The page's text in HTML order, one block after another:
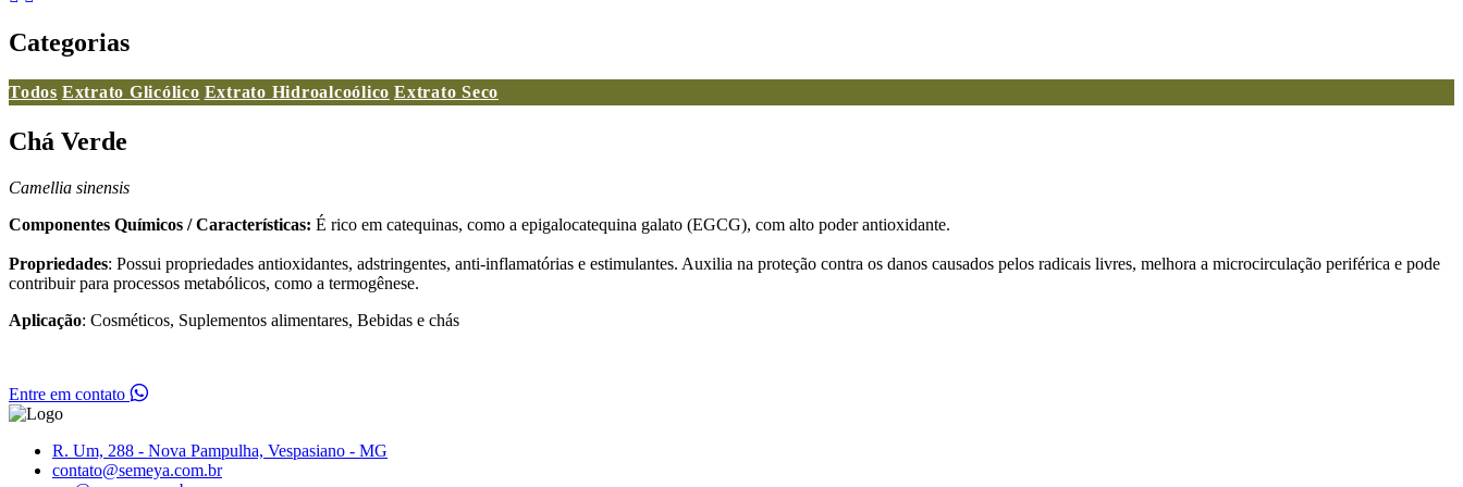
Categorias
Todos Extrato Glicólico Extrato Hidroalcoólico Extrato Seco
Chá Verde
Camellia sinensis
Componentes Químicos / Características: É rico em catequinas, como a epigalocatequina galato (EGCG), com alto poder antioxidante.
Propriedades: Possui propriedades antioxidantes, adstringentes, anti-inflamatórias e estimulantes. Auxilia na proteção contra os danos causados pelos radicais livres, melhora a microcirculação periférica e pode
contribuir para processos metabólicos, como a termogênese.
Aplicação: Cosméticos, Suplementos alimentares, Bebidas e chás
Entre em contato
R. Um, 288 - Nova Pampulha, Vespasiano - MG
contato@semeya.com.br